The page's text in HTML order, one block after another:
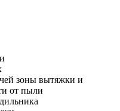
зоны вытяжки и
от пыли